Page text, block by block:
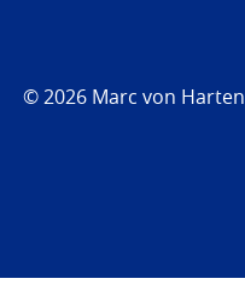
© 2026 Marc von Harten